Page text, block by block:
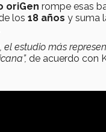
oriGen rompe esas
los 18 años y suma
el estudio más
de acuerdo con